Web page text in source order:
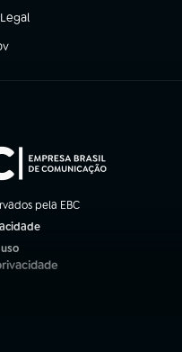
aba)
aba)
pela EBC
aba)